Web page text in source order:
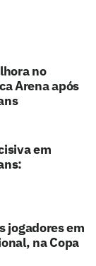
no
Arena após
em
jogadores em
na Copa